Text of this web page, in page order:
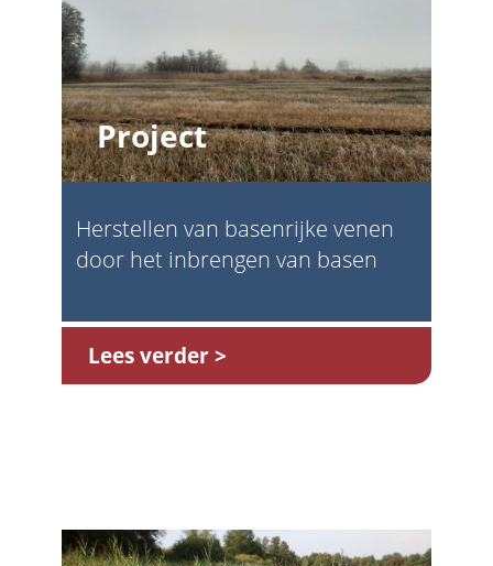
Project
Herstellen van basenrijke venen
door het inbrengen van basen
Lees verder